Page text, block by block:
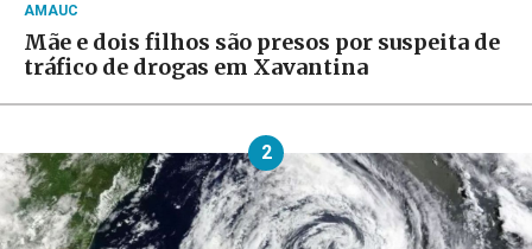
AMAUC
Mãe e dois filhos são presos por suspeita de
tráfico de drogas em Xavantina
2